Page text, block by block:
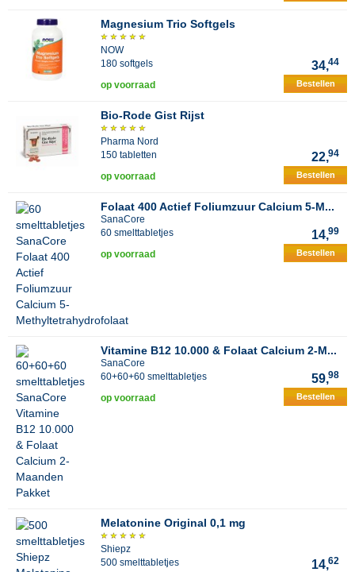
Magnesium Trio Softgels
NOW
180 softgels
34,44
op voorraad Bestellen
Bio-Rode Gist Rijst
Pharma Nord
150 tabletten
22,94
op voorraad Bestellen
Folaat 400 Actief Foliumzuur Calcium 5-M...
SanaCore
60 smelttabletjes
14,99
op voorraad Bestellen
Vitamine B12 10.000 & Folaat Calcium 2-M...
SanaCore
60+60+60 smelttabletjes
59,98
op voorraad Bestellen
Melatonine Original 0,1 mg
Shiepz
500 smelttabletjes
14,62